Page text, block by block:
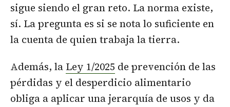
sigue siendo el gran reto. La norma existe,
sí. La pregunta es si se nota lo suficiente en
la cuenta de quien trabaja la tierra.
Además, la Ley 1/2025 de prevención de las
pérdidas y el desperdicio alimentario
obliga a aplicar una jerarquía de usos y da